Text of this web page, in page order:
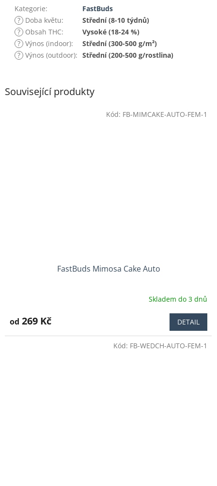
Související produkty
FastBuds Mimosa Cake Auto
produktu
4,0
Skladem do 3 dnů
od 269 Kč DETAIL
Kód: FB-MIMCAKE-AUTO-FEM-1
Kód: FB-WEDCH-AUTO-FEM-1
Kategorie:
FastBuds
? Doba květu:
Střední (8-10 týdnů)
? Obsah THC:
Vysoké (18-24 %)
? Výnos (indoor):
Střední (300-500 g/m²)
? Výnos (outdoor): Střední (200-500 g/rostlina)